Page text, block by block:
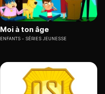
Moi à ton âge
ENFANTS SÉRIES JEUNESSE